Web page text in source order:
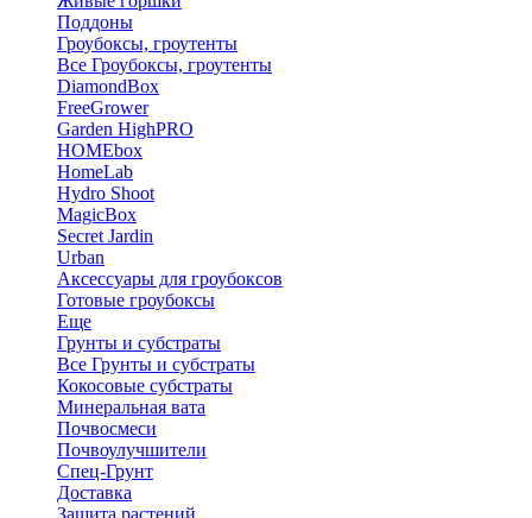
Поддоны
Гроубоксы, гроутенты
Все Гроубоксы, гроутенты
DiamondBox
FreeGrower
Garden HighPRO
HOMEbox
HomeLab
Hydro Shoot
MagicBox
Secret Jardin
Urban
Аксессуары для гроубоксов
Готовые гроубоксы
Еще
Грунты и субстраты
Все Грунты и субстраты
Кокосовые субстраты
Минеральная вата
Почвосмеси
Почвоулучшители
Спец-Грунт
Доставка
Защита растений